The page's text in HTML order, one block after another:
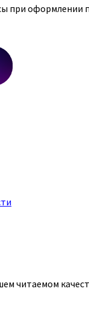
при оформлении
читаемом